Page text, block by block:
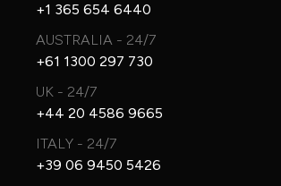
+1 365 654 6440
AUSTRALIA - 24/7
+61 1300 297 730
UK - 24/7
+44 20 4586 9665
ITALY - 24/7
+39 06 9450 5426